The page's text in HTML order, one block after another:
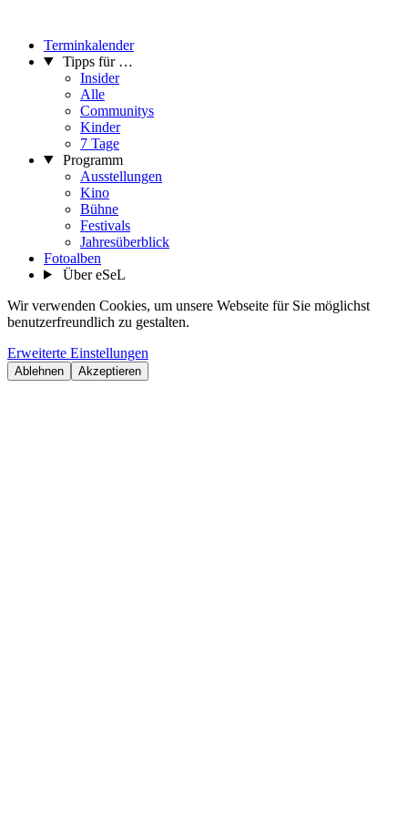
Terminkalender
Tipps für …
Insider
Alle
Communitys
Kinder
7 Tage
Programm
Ausstellungen
Kino
Bühne
Festivals
Jahresüberblick
Fotoalben
Über eSeL
Wir verwenden Cookies, um unsere Webseite für Sie möglichst
benutzerfreundlich zu gestalten.
Erweiterte Einstellungen
Ablehnen Akzeptieren